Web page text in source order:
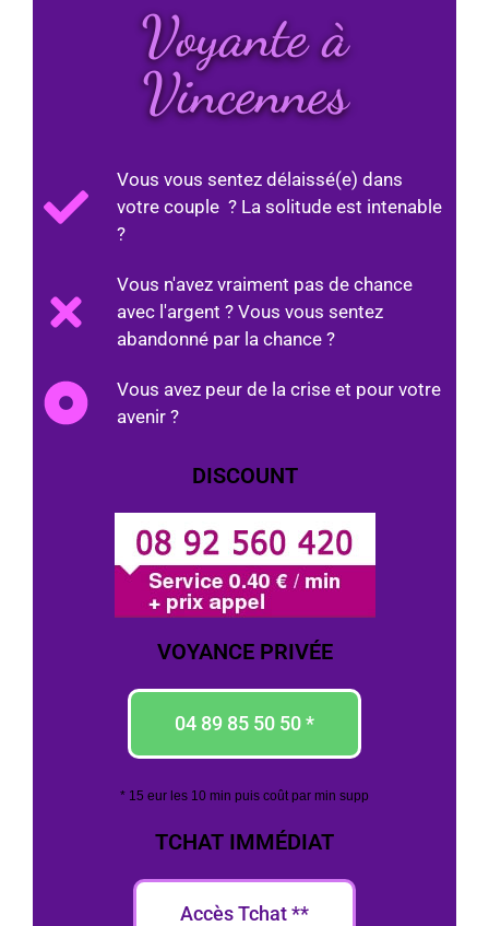
Voyante à
Vincennes
Vous vous sentez délaissé(e) dans
votre couple ? La solitude est intenable
?
Vous n'avez vraiment pas de chance
avec l'argent ? Vous vous sentez
abandonné par la chance ?
Vous avez peur de la crise et pour votre
avenir ?
DISCOUNT
VOYANCE PRIVÉE
04 89 85 50 50 *
* 15 eur les 10 min puis coût par min supp
TCHAT IMMÉDIAT
Accès Tchat **